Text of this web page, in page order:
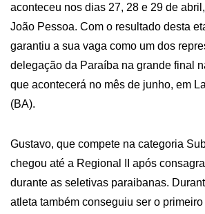
aconteceu nos dias 27, 28 e 29 de
João Pessoa. Com o resultado desta
garantiu a sua vaga como um dos
delegação da Paraíba na grande final
que acontecerá no mês de junho, em
(BA).
Gustavo, que compete na categoria Sub-18 até 66 kg,
chegou até a Regional II após
durante as seletivas paraibanas.
atleta também conseguiu ser o